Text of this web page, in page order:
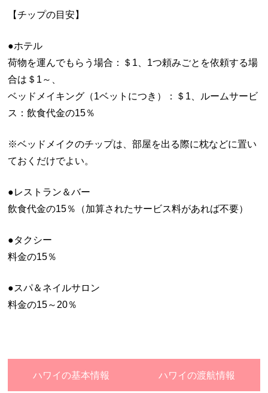
【チップの目安】
●ホテル
荷物を運んでもらう場合：＄1、1つ頼みごとを依頼する場
合は＄1～、
ベッドメイキング（1ベットにつき）：＄1、ルームサービ
ス：飲食代金の15％
※ベッドメイクのチップは、部屋を出る際に枕などに置い
ておくだけでよい。
●レストラン＆バー
飲食代金の15％（加算されたサービス料があれば不要）
●タクシー
料金の15％
●スパ＆ネイルサロン
料金の15～20％
ハワイの基本情報 ハワイの渡航情報